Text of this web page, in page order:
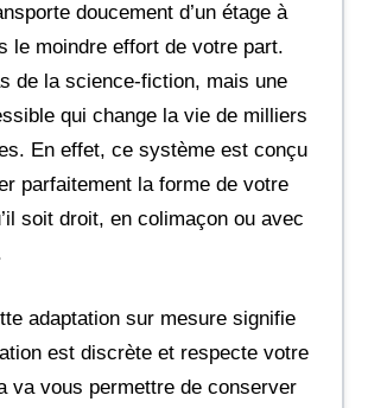
doucement d’un étage à
le moindre effort de votre part.
de la science-fiction, mais une
qui change la vie de milliers
En effet, ce système est conçu
parfaitement la forme de votre
soit droit, en colimaçon ou avec
adaptation sur mesure signifie
est discrète et respecte votre
va vous permettre de conserver